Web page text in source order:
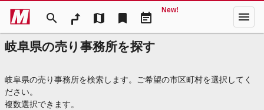
search map bookmark event_note
New! menu
岐阜県の売り事務所を探す
岐阜県の売り事務所を検索します。ご希望の市区町村を選択してく
ださい。
複数選択できます。